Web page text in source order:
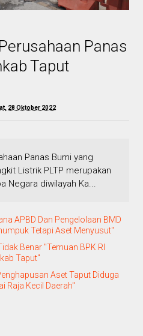
Panas
Taput
28 Oktober 2022
Panas Bumi yang
Listrik PLTP merupakan
Negara diwilayah Ka...
APBD Dan Pengelolaan BMD
Tetapi Aset Menyusut"
Benar "Temuan BPK RI
Taput"
Aset Taput Diduga
Raja Kecil Daerah"